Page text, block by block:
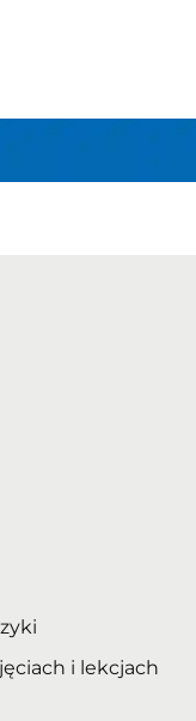
i lekcjach